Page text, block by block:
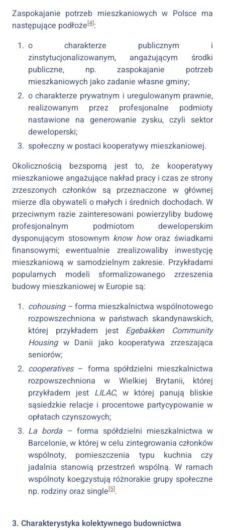
Zaspokajanie potrzeb mieszkaniowych w Polsce ma
następujące podłoże[4]:
o charakterze publicznym i
zinstytucjonalizowanym, angażującym środki
publiczne, np. zaspokajanie potrzeb
mieszkaniowych jako zadanie własne gminy;
o charakterze prywatnym i uregulowanym prawnie,
realizowanym przez profesjonalne podmioty
nastawione na generowanie zysku, czyli sektor
deweloperski;
społeczny w postaci kooperatywy mieszkaniowej.
Okolicznością bezsporną jest to, że kooperatywy
mieszkaniowe angażujące nakład pracy i czas ze strony
zrzeszonych członków są przeznaczone w głównej
mierze dla obywateli o małych i średnich dochodach. W
przeciwnym razie zainteresowani powierzyliby budowę
profesjonalnym podmiotom deweloperskim
dysponującym stosownym know howoraz świadkami
finansowymi; ewentualnie zrealizowaliby inwestycję
mieszkaniową w samodzielnym zakresie. Przykładami
popularnych modeli sformalizowanego zrzeszenia
budowy mieszkaniowej w Europie są:
cohousing –forma mieszkalnictwa wspólnotowego
rozpowszechniona w państwach skandynawskich,
której przykładem jest Egebakken Community
Housingw Danii jako kooperatywa zrzeszająca
seniorów;
cooperatives– forma spółdzielni mieszkalnictwa
rozpowszechniona w Wielkiej Brytanii, której
przykładem jest LILAC, w której panują bliskie
sąsiedzkie relacje i procentowe partycypowanie w
opłatach czynszowych;
La borda – forma spółdzielni mieszkalnictwa w
Barcelonie, w której w celu zintegrowania członków
wspólnoty, pomieszczenia typu kuchnia czy
jadalnia stanowią przestrzeń wspólną. W ramach
wspólnoty koegzystują różnorakie grupy społeczne
np. rodziny oraz single[5].
3. Charakterystyka kolektywnego budownictwa